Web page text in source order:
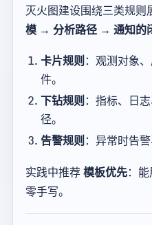
灭火图建设围绕三类规则
模 → 分析路径 → 通知的
卡片规则：观测对象
件。
下钻规则：指标、日志
径。
告警规则：异常时告警
实践中推荐模板优先：
零手写。